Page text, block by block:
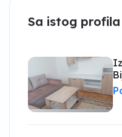
Sa istog profila